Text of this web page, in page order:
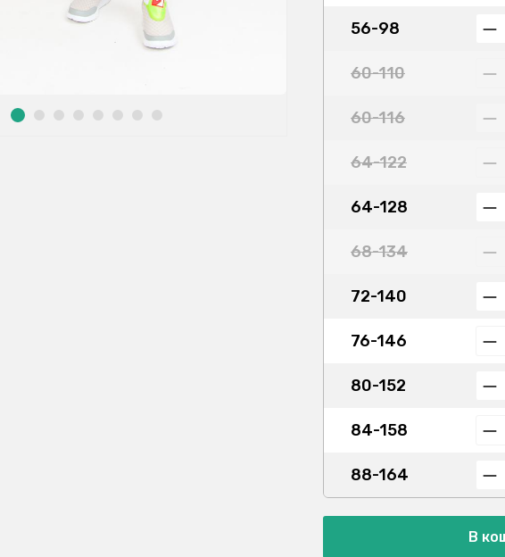
56-98
60-110
60-116
64-122
64-128
68-134
72-140
76-146
80-152
84-158
88-164
В